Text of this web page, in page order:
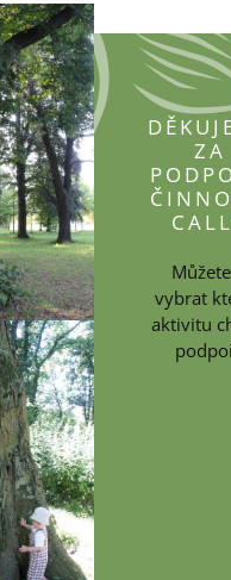
ZA
vybrat
aktivitu